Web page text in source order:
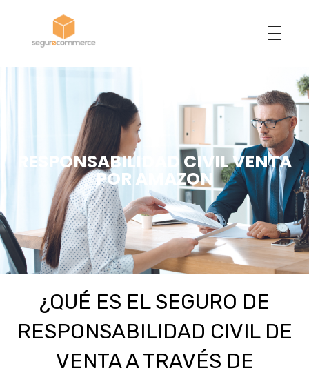
Segur eCommerce
RESPONSABILIDAD CIVIL VENTA
POR AMAZON
¿QUÉ ES EL SEGURO DE
RESPONSABILIDAD CIVIL DE
VENTA A TRAVÉS DE